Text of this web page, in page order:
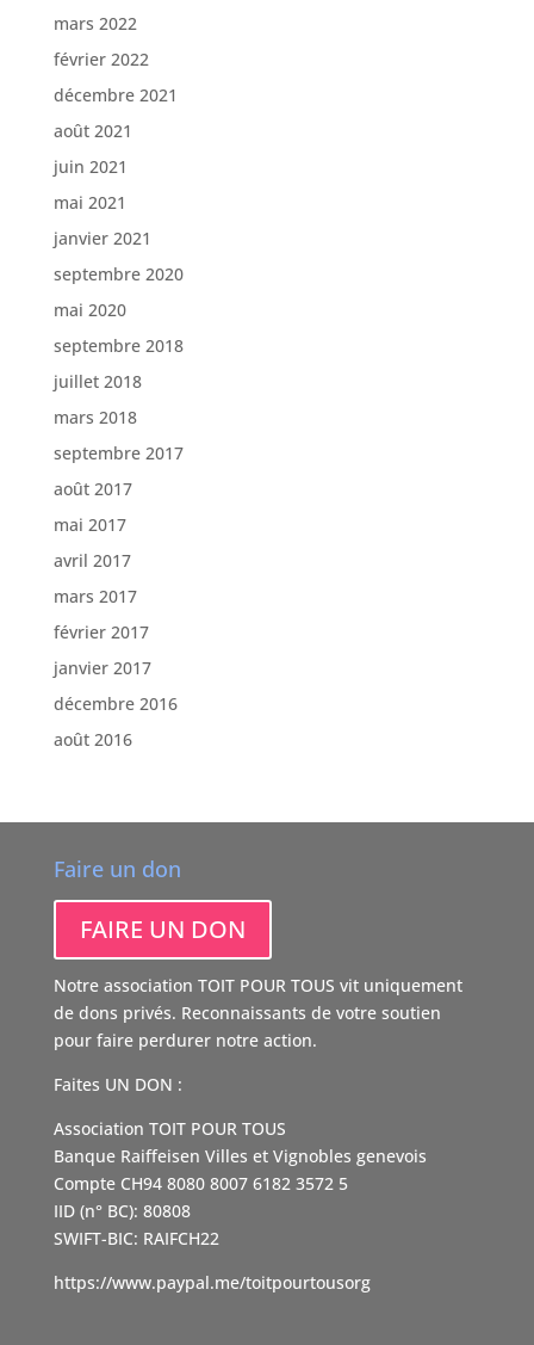
mars 2022
février 2022
décembre 2021
août 2021
juin 2021
mai 2021
janvier 2021
septembre 2020
mai 2020
septembre 2018
juillet 2018
mars 2018
septembre 2017
août 2017
mai 2017
avril 2017
mars 2017
février 2017
janvier 2017
décembre 2016
août 2016
Faire un don
FAIRE UN DON
Notre association TOIT POUR TOUS vit uniquement
de dons privés. Reconnaissants de votre soutien
pour faire perdurer notre action.
Faites UN DON :
Association TOIT POUR TOUS
Banque Raiffeisen Villes et Vignobles genevois
Compte CH94 8080 8007 6182 3572 5
IID (n° BC): 80808
SWIFT-BIC: RAIFCH22
https://www.paypal.me/toitpourtousorg